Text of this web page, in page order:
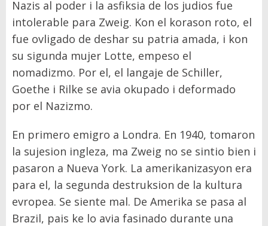
Nazis al poder i la asfiksia de los judios fue
intolerable para Zweig. Kon el korason roto, el
fue ovligado de deshar su patria amada, i kon
su sigunda mujer Lotte, empeso el
nomadizmo. Por el, el langaje de Schiller,
Goethe i Rilke se avia okupado i deformado
por el Nazizmo.
En primero emigro a Londra. En 1940, tomaron
la sujesion ingleza, ma Zweig no se sintio bien i
pasaron a Nueva York. La amerikanizasyon era
para el, la segunda destruksion de la kultura
evropea. Se siente mal. De Amerika se pasa al
Brazil, pais ke lo avia fasinado durante una